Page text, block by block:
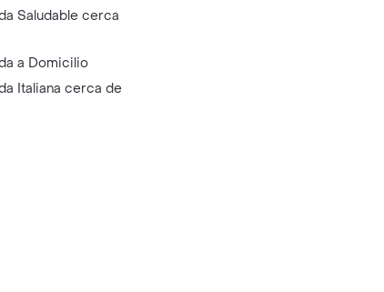
Saludable cerca
a Domicilio
Italiana cerca de